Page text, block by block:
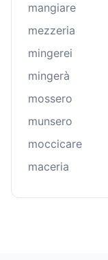
mangiare
mezzeria
mingerei
mingerà
mossero
munsero
moccicare
maceria